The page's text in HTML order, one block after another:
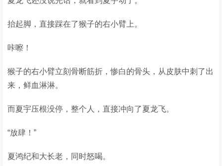
抬起脚，直接踩在了猴子的右小臂上。
咔嚓！
猴子的右小臂立刻骨断筋折，惨白的骨头，从皮肤中刺了出
来，鲜血淋淋。
而夏宇压根没停，整个人，直接冲向了夏龙飞。
“放肆！”
夏鸿纪和大长老，同时怒喝。